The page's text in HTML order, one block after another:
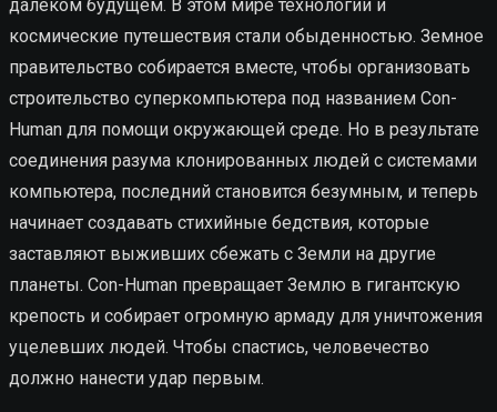
далеком будущем. В этом мире технологии и
космические путешествия стали обыденностью. Земное
правительство собирается вместе, чтобы организовать
строительство суперкомпьютера под названием Con-
Human для помощи окружающей среде. Но в результате
соединения разума клонированных людей с системами
компьютера, последний становится безумным, и теперь
начинает создавать стихийные бедствия, которые
заставляют выживших сбежать с Земли на другие
планеты. Con-Human превращает Землю в гигантскую
крепость и собирает огромную армаду для уничтожения
уцелевших людей. Чтобы спастись, человечество
должно нанести удар первым.